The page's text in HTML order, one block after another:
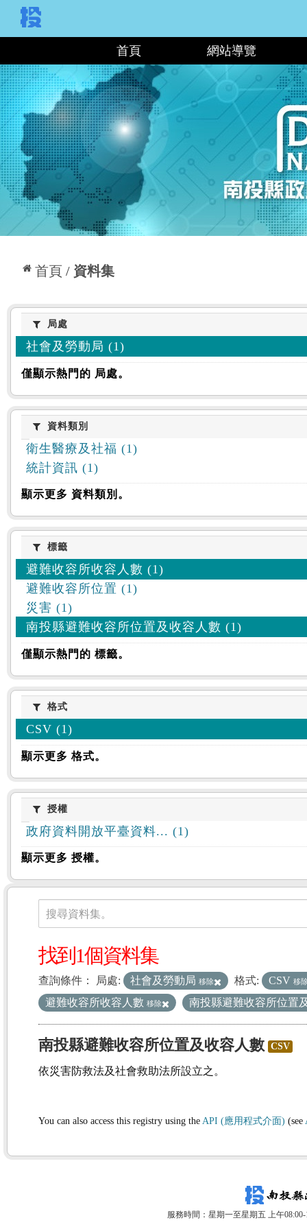
首頁 網站導覽
首頁 資料集
:::
局處局處
社會及勞動局 (1)
僅顯示熱門的 局處。
資料類別
資料類別
衛生醫療及社福 (1)
統計資訊 (1)
顯示更多 資料類別。
標籤標籤
避難收容所收容人數 (1)
避難收容所位置 (1)
災害 (1)
南投縣避難收容所位置及收容人數 (1)
僅顯示熱門的 標籤。
格式格式
CSV (1)
顯示更多 格式。
授權授權
政府資料開放平臺資料... (1)
顯示更多 授權。
資料集
搜尋資料集。
找到1個資料集
查詢條件： 局處: 社會及勞動局 移除 格式: CSV 移
避難收容所收容人數 移除 南投縣避難收容所位置
南投縣避難收容所位置及收容人數 CSV
依災害防救法及社會救助法所設立之。
You can also access this registry using the API (應用程式介面) (see
服務時間：星期一至星期五 上午